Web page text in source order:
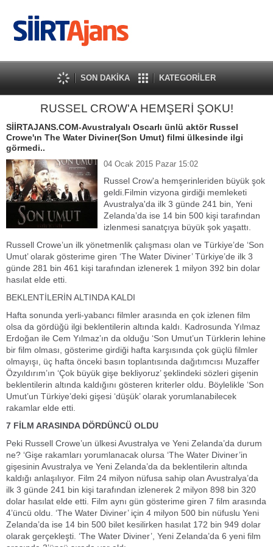
SON DAKİKA KATEGORİLER
RUSSEL CROW'A HEMŞERİ ŞOKU!
SİİRTAJANS.COM-Avustralyalı Oscarlı ünlü aktör Russel
Crowe'ın The Water Diviner(Son Umut) filmi ülkesinde ilgi
görmedi..
04 Ocak 2015 Pazar 15:02
Russel Crow'a hemşerinleriden büyük şok
geldi.Filmin vizyona girdiği memleketi
Avustralya'da ilk 3 günde 241 bin, Yeni
Zelanda’da ise 14 bin 500 kişi tarafından
izlenmesi sanatçıya büyük şok yaşattı.
Russell Crowe’un ilk yönetmenlik çalışması olan ve Türkiye’de ‘Son
Umut’ olarak gösterime giren ‘The Water Diviner’ Türkiye’de ilk 3
günde 281 bin 461 kişi tarafından izlenerek 1 milyon 392 bin dolar
hasılat elde etti.
BEKLENTİLERİN ALTINDA KALDI
Hafta sonunda yerli-yabancı filmler arasında en çok izlenen film
olsa da gördüğü ilgi beklentilerin altında kaldı. Kadrosunda Yılmaz
Erdoğan ile Cem Yılmaz’ın da olduğu ‘Son Umut’un Türklerin lehine
bir film olması, gösterime girdiği hafta karşısında çok güçlü filmler
olmayışı, üç hafta önceki basın toplantısında dağıtımcısı Muzaffer
Özyıldırım’ın ‘Çok büyük gişe bekliyoruz’ şeklindeki sözleri gişenin
beklentilerin altında kaldığını gösteren kriterler oldu. Böylelikle ‘Son
Umut’un Türkiye’deki gişesi ‘düşük’ olarak yorumlanabilecek
rakamlar elde etti.
7 FİLM ARASINDA DÖRDÜNCÜ OLDU
Peki Russell Crowe’un ülkesi Avustralya ve Yeni Zelanda’da durum
ne? ‘Gişe rakamları yorumlanacak olursa ‘The Water Diviner’in
gişesinin Avustralya ve Yeni Zelanda’da da beklentilerin altında
kaldığı anlaşılıyor. Film 24 milyon nüfusa sahip olan Avustralya’da
ilk 3 günde 241 bin kişi tarafından izlenerek 2 milyon 898 bin 320
dolar hasılat elde etti. Film aynı gün gösterime giren 7 film arasında
4’üncü oldu. ‘The Water Diviner’ için 4 milyon 500 bin nüfuslu Yeni
Zelanda’da ise 14 bin 500 bilet kesilirken hasılat 172 bin 949 dolar
olarak gerçekleşti. ‘The Water Diviner’, Yeni Zelanda’da 6 yeni film